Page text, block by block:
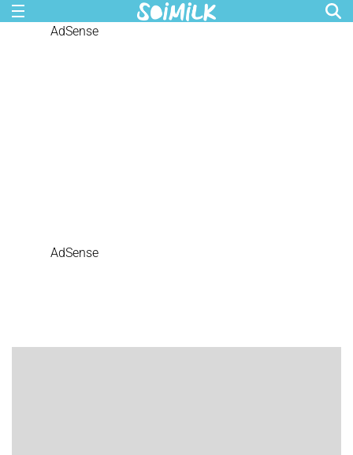
AdSense
AdSense